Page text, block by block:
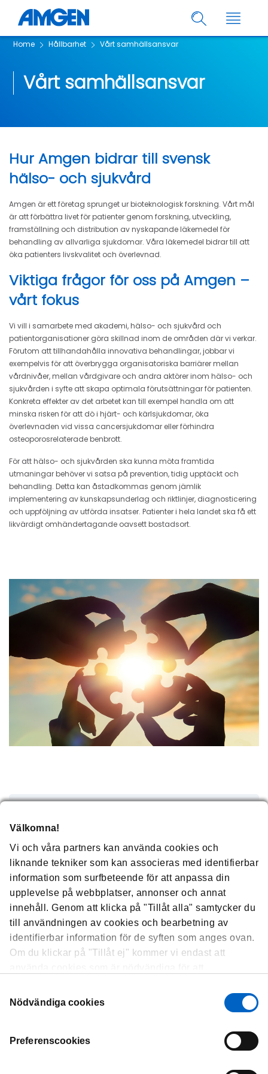
Välkomna!
Vi och våra partners kan använda cookies och
liknande tekniker som kan associeras med identifierbar
information som surfbeteende för att anpassa din
upplevelse på webbplatser, annonser och annat
innehåll. Genom att klicka på "Tillåt alla" samtycker du
till användningen av cookies och bearbetning av
identifierbar information för de syften som anges ovan.
Om du klickar på "Tillåt ej" kommer vi endast att
och anpassa vår webbplats. Du kan när som helst visa,
ändra eller återkalla ditt samtycke genom att klicka på
Nödvändiga cookies
Preferenscookies
Home Hållbarhet Vårt samhällsansvar
Vårt samhällsansvar
Hur Amgen bidrar till svensk
hälso- och sjukvård
Amgen är ett företag sprunget ur bioteknologisk forskning. Vårt mål
är att förbättra livet för patienter genom forskning, utveckling,
framställning och distribution av nyskapande läkemedel för
behandling av allvarliga sjukdomar. Våra läkemedel bidrar till att
öka patienters livskvalitet och överlevnad.
Viktiga frågor för oss på Amgen –
vårt fokus
Vi vill i samarbete med akademi, hälso- och sjukvård och
patientorganisationer göra skillnad inom de områden där vi verkar.
Förutom att tillhandahålla innovativa behandlingar, jobbar vi
exempelvis för att överbrygga organisatoriska barriärer mellan
vårdnivåer, mellan vårdgivare och andra aktörer inom hälso- och
sjukvården i syfte att skapa optimala förutsättningar för patienten.
Konkreta effekter av det arbetet kan till exempel handla om att
minska risken för att dö i hjärt- och kärlsjukdomar, öka
överlevnaden vid vissa cancersjukdomar eller förhindra
osteoporosrelaterade benbrott.
För att hälso- och sjukvården ska kunna möta framtida
utmaningar behöver vi satsa på prevention, tidig upptäckt och
behandling. Detta kan åstadkommas genom jämlik
implementering av kunskapsunderlag och riktlinjer, diagnosticering
och uppföljning av utförda insatser. Patienter i hela landet ska få ett
likvärdigt omhändertagande oavsett bostadsort.
FÖRETAGSINITIERADE KLINISKA
PRÖVNINGAR
BIOMARKÖRSTESTNING FÖR FRAMTIDENS
BEHANDLINGAR
RIKTLINJER BEHÖVER IMPLEMENTERAS
REGIONER
MÖTER DAGENS OCH FRAMTIDENS